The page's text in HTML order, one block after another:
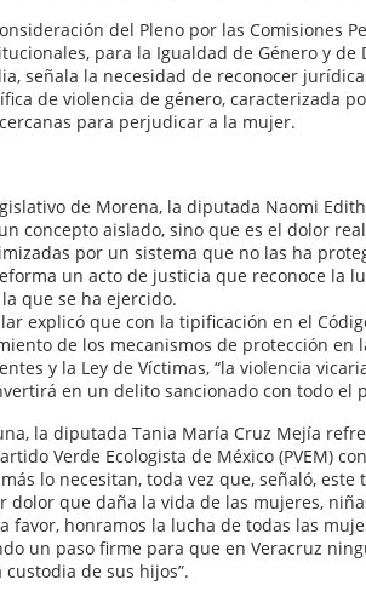
del Pleno por las Comisiones
para la Igualdad de Género y de
señala la necesidad de reconocer
de violencia de género, caracterizada
para perjudicar a la mujer.
de Morena, la diputada Naomi
concepto aislado, sino que es el dolor
por un sistema que no las ha
un acto de justicia que reconoce la
que se ha ejercido.
explicó que con la tipificación en el
de los mecanismos de protección en
y la Ley de Víctimas, “la violencia
en un delito sancionado con todo el
la diputada Tania María Cruz Mejía
Verde Ecologista de México (PVEM)
lo necesitan, toda vez que, señaló, este
que daña la vida de las mujeres,
favor, honramos la lucha de todas las
un paso firme para que en Veracruz
de sus hijos”.